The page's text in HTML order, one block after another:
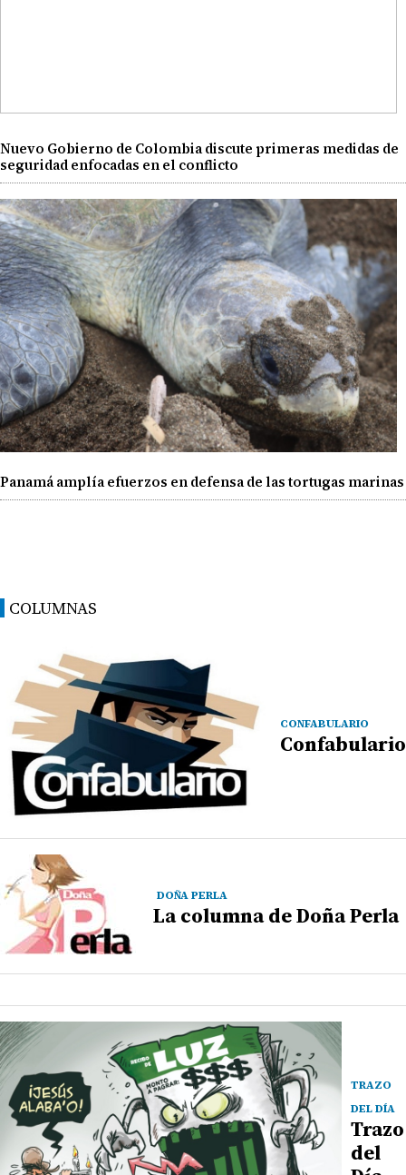
Nuevo Gobierno de Colombia discute primeras medidas de
seguridad enfocadas en el conflicto
Panamá amplía efuerzos en defensa de las tortugas marinas
COLUMNAS
CONFABULARIO
Confabulario
DOÑA PERLA
La columna de Doña Perla
TRAZO
DEL DÍA
Trazo
del